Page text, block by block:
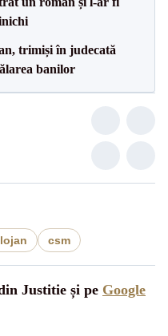
trimiși în judecată
banilor
csm
Justitie și pe Google